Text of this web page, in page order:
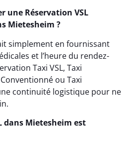
une Réservation VSL
Mietesheim ?
simplement en fournissant
et l’heure du rendez-
Taxi VSL, Taxi
ou Taxi
continuité logistique pour ne
dans Mietesheim est